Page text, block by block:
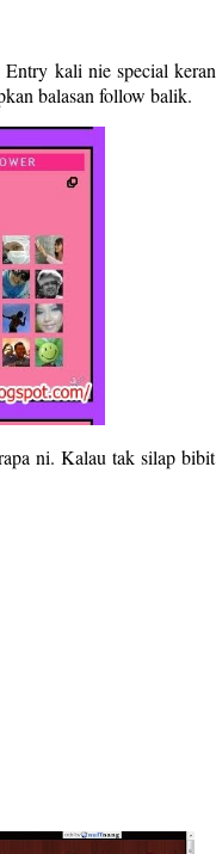
kali nie special
balasan follow balik.
ni. Kalau tak silap